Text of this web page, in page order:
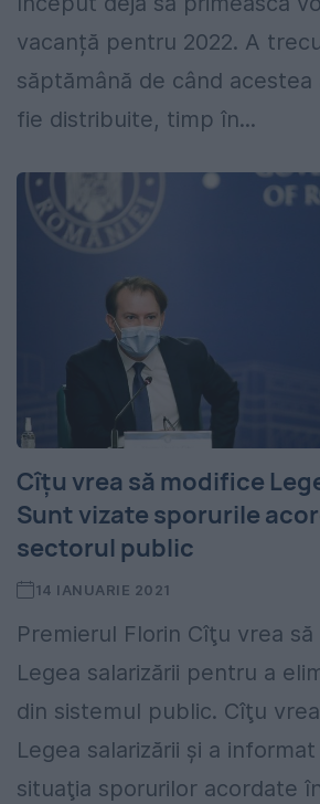
vacanță pentru 2022. A
săptămână de când
fie distribuite, timp în...
Cîţu vrea să modifice
Sunt vizate sporurile
sectorul public
14 IANUARIE 2021
Premierul Florin Cîţu vrea
Legea salarizării pentru a
din sistemul public. Cîţu
Legea salarizării şi a
situaţia sporurilor acordate